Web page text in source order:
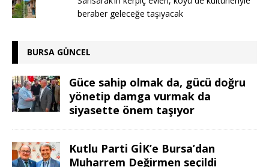
beraber geleceğe taşıyacak
BURSA GÜNCEL
Güce sahip olmak da, gücü doğru
yönetip damga vurmak da
siyasette önem taşıyor
Kutlu Parti GİK’e Bursa’dan
Muharrem Değirmen seçildi